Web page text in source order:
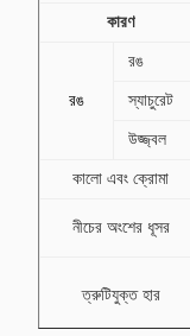
কারণ
রঙ
রঙ
স্যাচুরেট
উজ্জ্বল
কালো এবং ক্রোমা
নীচের অংশের ধূসর
ত্রুটিযুক্ত হার